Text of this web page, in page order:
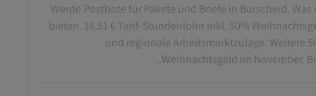
Werde Postbote für Pakete und Briefe in Burscheid. Was
bieten. 18,51 € Tarif-Stundenlohn inkl. 50%
und regionale Arbeitsmarktzulage. Weitere
Weihnachtsgeld im November. Bis